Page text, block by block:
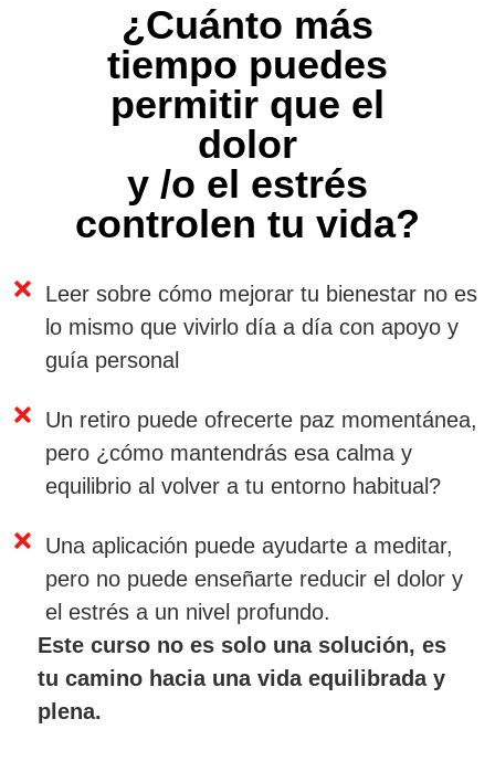
¿Cuánto más
tiempo puedes
permitir que el
dolor
y /o el estrés
controlen tu vida?
Leer sobre cómo mejorar tu bienestar no es
lo mismo que vivirlo día a día con apoyo y
guía personal
Un retiro puede ofrecerte paz momentánea,
pero ¿cómo mantendrás esa calma y
equilibrio al volver a tu entorno habitual?
Una aplicación puede ayudarte a meditar,
pero no puede enseñarte reducir el dolor y
el estrés a un nivel profundo.
Este curso no es solo una solución, es
tu camino hacia una vida equilibrada y
plena.